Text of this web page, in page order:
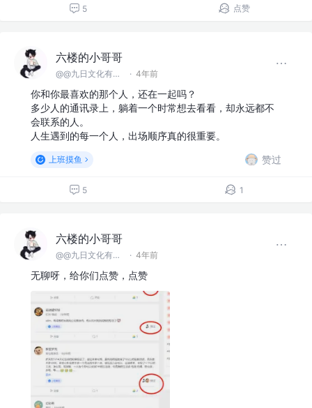
5 点赞
六楼的小哥哥
@@九日文化有限 公司 · 4年前
你和你最喜欢的那个人，还在一起吗？
多少人的通讯录上，躺着一个时常想去看看，却永远都不
会联系的人。
人生遇到的每一个人，出场顺序真的很重要。
上班摸鱼 赞过
5 1
六楼的小哥哥
@@九日文化有限 公司 · 4年前
无聊呀，给你们点赞，点赞